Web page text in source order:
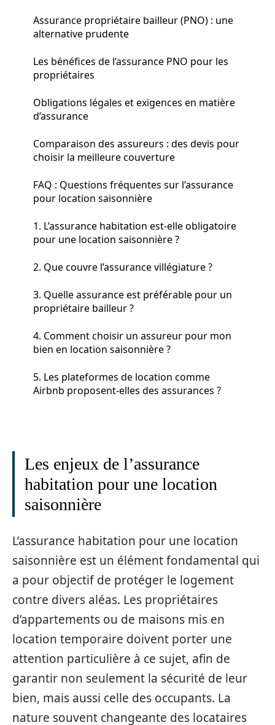
Assurance propriétaire bailleur (PNO) : une
alternative prudente
Les bénéfices de l’assurance PNO pour les
propriétaires
Obligations légales et exigences en matière
d’assurance
Comparaison des assureurs : des devis pour
choisir la meilleure couverture
FAQ : Questions fréquentes sur l’assurance
pour location saisonnière
1. L’assurance habitation est-elle obligatoire
pour une location saisonnière ?
2. Que couvre l’assurance villégiature ?
3. Quelle assurance est préférable pour un
propriétaire bailleur ?
4. Comment choisir un assureur pour mon
bien en location saisonnière ?
5. Les plateformes de location comme
Airbnb proposent-elles des assurances ?
Les enjeux de l’assurance
habitation pour une location
saisonnière
L’assurance habitation pour une location
saisonnière est un élément fondamental qui
a pour objectif de protéger le logement
contre divers aléas. Les propriétaires
d’appartements ou de maisons mis en
location temporaire doivent porter une
attention particulière à ce sujet, afin de
garantir non seulement la sécurité de leur
bien, mais aussi celle des occupants. La
nature souvent changeante des locataires